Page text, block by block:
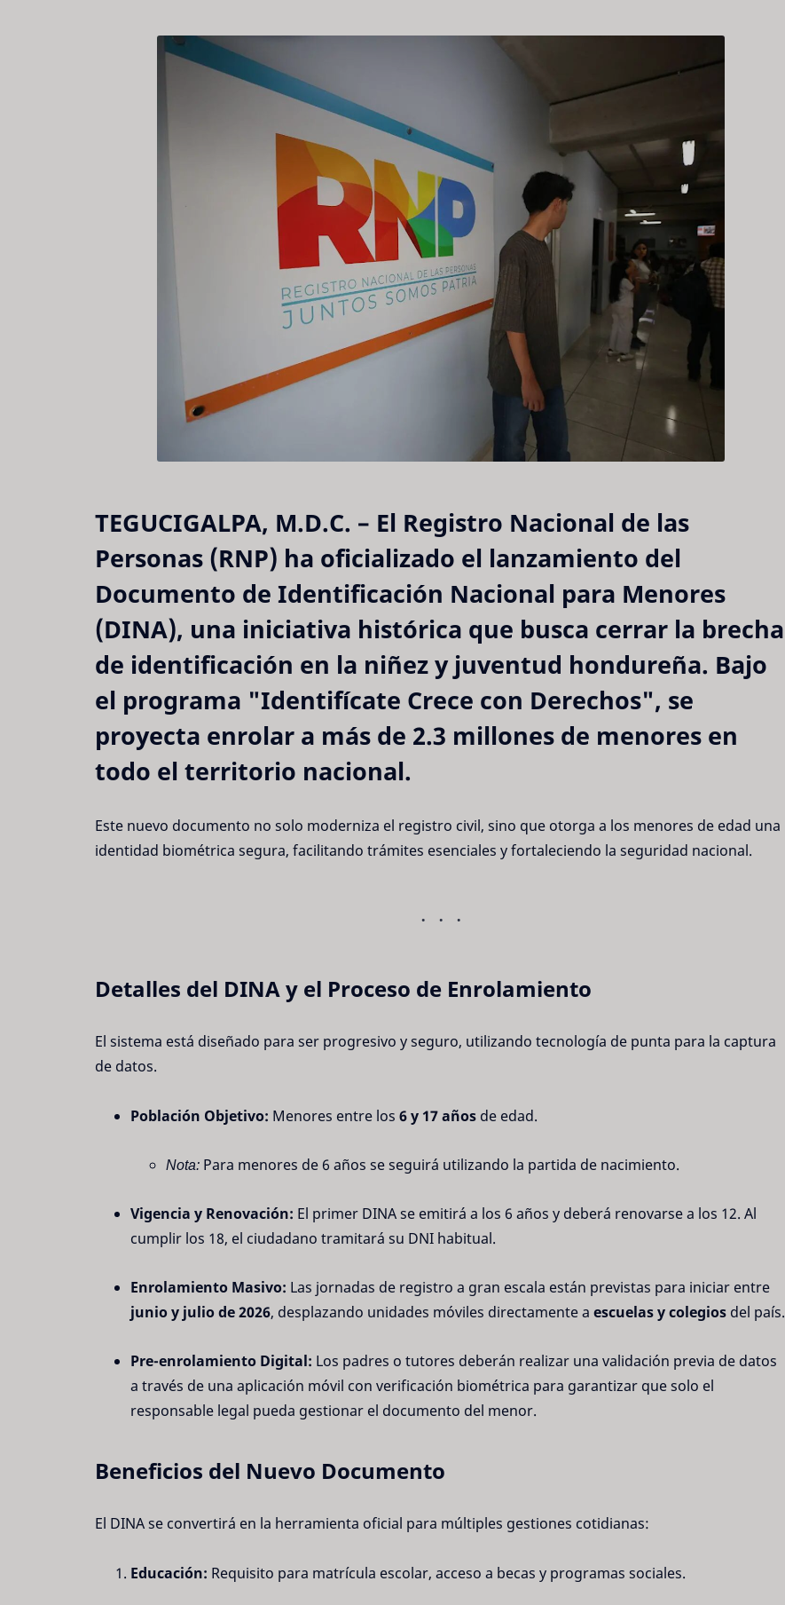
TEGUCIGALPA, M.D.C. – El Registro Nacional de las
Personas (RNP) ha oficializado el lanzamiento del
Documento de Identificación Nacional para Menores
(DINA), una iniciativa histórica que busca cerrar la brecha
de identificación en la niñez y juventud hondureña. Bajo
el programa "Identifícate Crece con Derechos", se
proyecta enrolar a más de 2.3 millones de menores en
todo el territorio nacional.
Este nuevo documento no solo moderniza el registro civil, sino que otorga a los menores de edad una
identidad biométrica segura, facilitando trámites esenciales y fortaleciendo la seguridad nacional.
Detalles del DINA y el Proceso de Enrolamiento
El sistema está diseñado para ser progresivo y seguro, utilizando tecnología de punta para la captura
de datos.
Población Objetivo: Menores entre los 6 y 17 años de edad.
Nota: Para menores de 6 años se seguirá utilizando la partida de nacimiento.
Vigencia y Renovación: El primer DINA se emitirá a los 6 años y deberá renovarse a los 12. Al
cumplir los 18, el ciudadano tramitará su DNI habitual.
Enrolamiento Masivo: Las jornadas de registro a gran escala están previstas para iniciar entre
junio y julio de 2026, desplazando unidades móviles directamente a escuelas y colegios del país.
Pre-enrolamiento Digital: Los padres o tutores deberán realizar una validación previa de datos
a través de una aplicación móvil con verificación biométrica para garantizar que solo el
responsable legal pueda gestionar el documento del menor.
Beneficios del Nuevo Documento
El DINA se convertirá en la herramienta oficial para múltiples gestiones cotidianas:
Educación: Requisito para matrícula escolar, acceso a becas y programas sociales.